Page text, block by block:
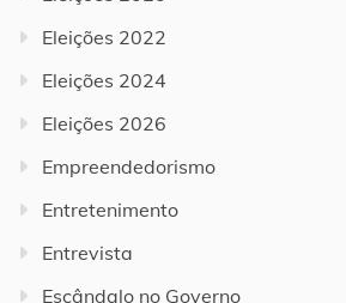
Eleições 2022
Eleições 2024
Eleições 2026
Empreendedorismo
Entretenimento
Entrevista
Escândalo no Governo